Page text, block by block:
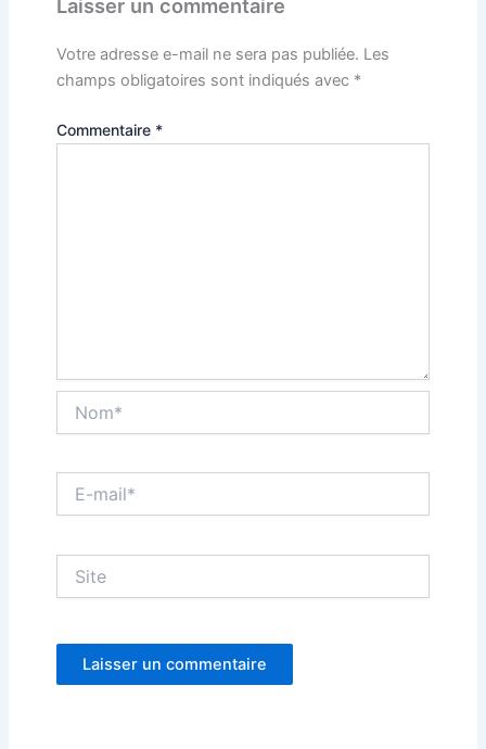
Laisser un commentaire
Votre adresse e-mail ne sera pas publiée. Les
champs obligatoires sont indiqués avec *
Commentaire *
mail*